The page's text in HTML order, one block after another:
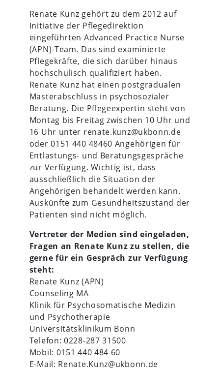
Renate Kunz gehört zu dem 2012 auf
Initiative der Pflegedirektion
eingeführten Advanced Practice Nurse
(APN)-Team. Das sind examinierte
Pflegekräfte, die sich darüber hinaus
hochschulisch qualifiziert haben.
Renate Kunz hat einen postgradualen
Masterabschluss in psychosozialer
Beratung. Die Pflegeexpertin steht von
Montag bis Freitag zwischen 10 Uhr und
16 Uhr unter renate.kunz@ukbonn.de
oder 0151 440 48460 Angehörigen für
Entlastungs- und Beratungsgespräche
zur Verfügung. Wichtig ist, dass
ausschließlich die Situation der
Angehörigen behandelt werden kann.
Auskünfte zum Gesundheitszustand der
Patienten sind nicht möglich.
Vertreter der Medien sind eingeladen,
Fragen an Renate Kunz zu stellen, die
gerne für ein Gespräch zur Verfügung
steht:
Renate Kunz (APN)
Counseling MA
Klinik für Psychosomatische Medizin
und Psychotherapie
Universitätsklinikum Bonn
Telefon: 0228-287 31500
Mobil: 0151 440 484 60
E-Mail: Renate.Kunz@ukbonn.de